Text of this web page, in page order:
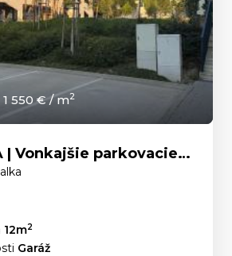
1 550 € / m2
| Vonkajšie parkovacie státie
12m2
Garáž